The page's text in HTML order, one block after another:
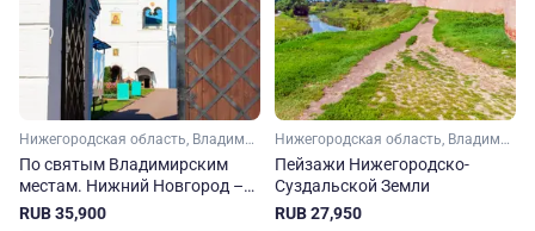
Нижегородская область, Владимирская область, Золотое кольцо, Малое Золотое кольцо
По святым Владимирским
местам. Нижний Новгород –
Владимир – Муром
RUB 35,900
Нижегородская область, Владимирская область, Золотое кольцо, Малое Золотое кольцо
Пейзажи Нижегородско-
Суздальской Земли
RUB 27,950